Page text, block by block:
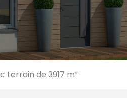
terrain de 3917 m²